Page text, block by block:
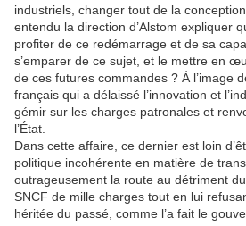
industriels, changer tout de la
entendu la direction d’Alstom expliquer
profiter de ce redémarrage et de sa
s’emparer de ce sujet, et le mettre en
de ces futures commandes ? À l’image
français qui a délaissé l’innovation et
gémir sur les charges patronales et
l’État.
Dans cette affaire, ce dernier est loin
politique incohérente en matière de
outrageusement la route au détriment
SNCF de mille charges tout en lui
héritée du passé, comme l’a fait le